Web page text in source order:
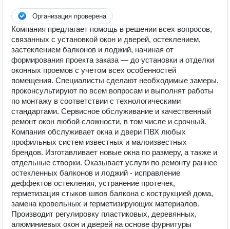
Организация проверена
Компания предлагает помощь в решении всех вопросов,
связанных с установкой окон и дверей, остеклением,
застеклением балконов и лоджий, начиная от
формирования проекта заказа — до установки и отделки
оконных проемов с учетом всех особенностей
помещения. Специалисты сделают необходимые замеры,
проконсультируют по всем вопросам и выполнят работы
по монтажу в соответствии с технологическими
стандартами. Сервисное обслуживание и качественный
ремонт окон любой сложности, в том числе и срочный.
Компания обслуживает окна и двери ПВХ любых
профильных систем известных и малоизвестных
брендов. Изготавливает новые окна по размеру, а также и
отдельные створки. Оказывает услуги по ремонту раннее
остекленных балконов и лоджий - исправление
деффектов остекления, устранение протечек,
герметизация стыков швов балкона с кострукцией дома,
замена кровельных и герметизирующих материалов.
Производит регулировку пластиковых, деревянных,
алюминиевых окон и дверей на основе фурнитуры